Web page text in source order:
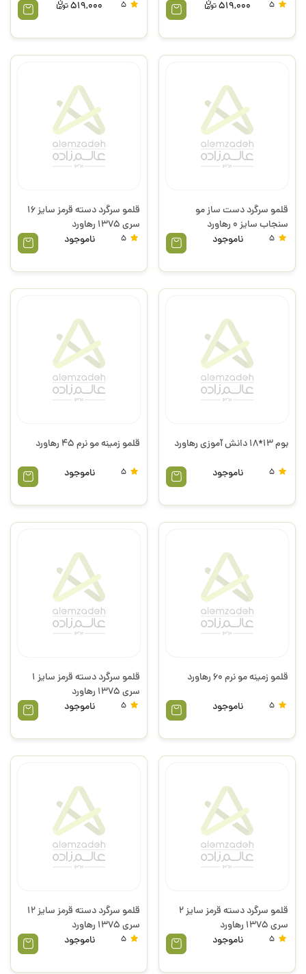
519,000
519,000
قلمو سرگرد دست ساز مو
سنجاب سایز 0 رهاورد
ناموجود
قلمو سرگرد دسته قرمز سایز 16
سری 1375 رهاورد
ناموجود
بوم 13*18 دانش آموزی رهاورد
ناموجود
قلمو زمینه مو نرم 45 رهاورد
ناموجود
قلمو زمینه مو نرم 60 رهاورد
ناموجود
قلمو سرگرد دسته قرمز سایز 1
سری 1375 رهاورد
ناموجود
قلمو سرگرد دسته قرمز سایز 2
سری 1375 رهاورد
ناموجود
قلمو سرگرد دسته قرمز سایز 12
سری 1375 رهاورد
ناموجود